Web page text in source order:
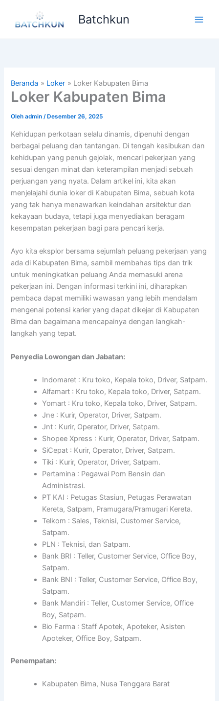
konten
Batchkun
Beranda Loker Loker Kabupaten Bima
Loker Kabupaten Bima
Olehadmin/ Desember 26, 2025
Kehidupan perkotaan selalu dinamis, dipenuhi dengan
berbagai peluang dan tantangan. Di tengah kesibukan dan
kehidupan yang penuh gejolak, mencari pekerjaan yang
sesuai dengan minat dan keterampilan menjadi sebuah
perjuangan yang nyata. Dalam artikel ini, kita akan
menjelajahi dunia loker di Kabupaten Bima, sebuah kota
yang tak hanya menawarkan keindahan arsitektur dan
kekayaan budaya, tetapi juga menyediakan beragam
kesempatan pekerjaan bagi para pencari kerja.
Ayo kita eksplor bersama sejumlah peluang pekerjaan yang
ada di Kabupaten Bima, sambil membahas tips dan trik
untuk meningkatkan peluang Anda memasuki arena
pekerjaan ini. Dengan informasi terkini ini, diharapkan
pembaca dapat memiliki wawasan yang lebih mendalam
mengenai potensi karier yang dapat dikejar di Kabupaten
Bima dan bagaimana mencapainya dengan langkah-
langkah yang tepat.
Penyedia Lowongan dan Jabatan:
Indomaret : Kru toko, Kepala toko, Driver, Satpam.
Alfamart : Kru toko, Kepala toko, Driver, Satpam.
Yomart : Kru toko, Kepala toko, Driver, Satpam.
Jne : Kurir, Operator, Driver, Satpam.
Jnt : Kurir, Operator, Driver, Satpam.
Shopee Xpress : Kurir, Operator, Driver, Satpam.
SiCepat : Kurir, Operator, Driver, Satpam.
Tiki : Kurir, Operator, Driver, Satpam.
Pertamina : Pegawai Pom Bensin dan
Administrasi.
PT KAI : Petugas Stasiun, Petugas Perawatan
Kereta, Satpam, Pramugara/Pramugari Kereta.
Telkom : Sales, Teknisi, Customer Service,
Satpam.
PLN : Teknisi, dan Satpam.
Bank BRI : Teller, Customer Service, Office Boy,
Satpam.
Bank BNI : Teller, Customer Service, Office Boy,
Satpam.
Bank Mandiri : Teller, Customer Service, Office
Boy, Satpam.
Bio Farma : Staff Apotek, Apoteker, Asisten
Apoteker, Office Boy, Satpam.
Penempatan:
Kabupaten Bima, Nusa Tenggara Barat